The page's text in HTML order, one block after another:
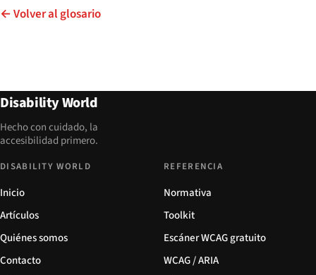
← Volver al glosario
Disability World
Hecho con cuidado, la
accesibilidad primero.
DISABILITY WORLD
Inicio
Artículos
Quiénes somos
Contacto
REFERENCIA
Normativa
Toolkit
Escáner WCAG gratuito
WCAG / ARIA